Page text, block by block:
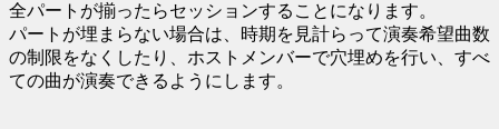
全パートが揃ったらセッションすることになります。
パートが埋まらない場合は、時期を見計らって演奏希望曲数
の制限をなくしたり、ホストメンバーで穴埋めを行い、すべ
ての曲が演奏できるようにします。